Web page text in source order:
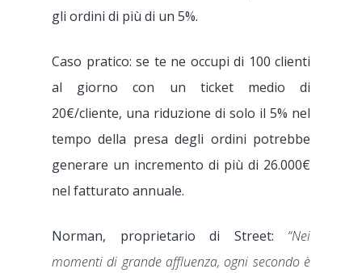
gli ordini di più di un 5%.
Caso pratico: se te ne occupi di 100 clienti
al giorno con un ticket medio di
20€/cliente, una riduzione di solo il 5% nel
tempo della presa degli ordini potrebbe
generare un incremento di più di 26.000€
nel fatturato annuale.
Norman, proprietario di Street: “Nei
momenti di grande affluenza, ogni secondo è